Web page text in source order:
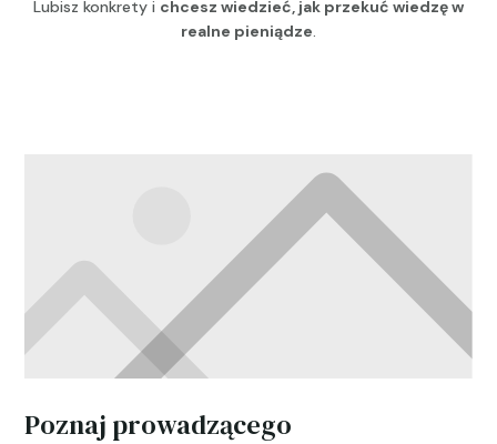
Lubisz konkrety i chcesz wiedzieć, jak przekuć wiedzę w
realne pieniądze.
Poznaj prowadzącego